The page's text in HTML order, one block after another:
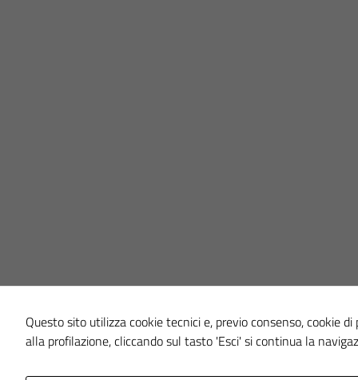
Questo sito utilizza cookie tecnici e, previo consenso, cookie
alla profilazione, cliccando sul tasto 'Esci' si continua la